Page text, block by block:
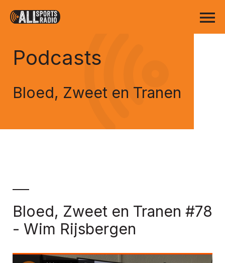
Podcasts
Bloed, Zweet en Tranen
Bloed, Zweet en Tranen #78
- Wim Rijsbergen